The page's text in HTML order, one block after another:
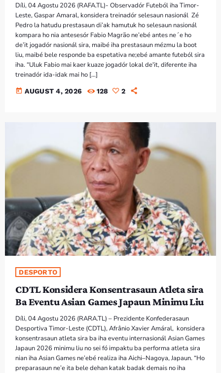
Díli, 04 Agostu 2026 (RAFA.TL)- Observadór Futeból iha Timor-
Leste, Gaspar Amaral, konsidera treinadór selesaun nasionál Zé
Pedro la hatudu prestasaun di’ak hamutuk ho selesaun nasionál
kompara ho nia antesesór Fabio Magrão ne’ebé antes ne´e ho
de’it jogadór nasionál sira, maibé iha prestasaun mézmu la boot
liu, maibé bele responde ba espetativa ne;ebé amante futeból sira
iha. “Uluk Fabio mai kaer kuaze jogadór lokal de'it, diferente iha
treinadór ida-idak mai ho […]
today AUGUST 4, 2026 128 2
DESPORTO
CDTL Konsidera Konsentrasaun Atleta sira
Ba Eventu Asian Games Japaun Minimu Liu
Díli, 04 Agostu 2026 (RARA.TL) – Prezidente Konfederasaun
Desportiva Timor-Leste (CDTL), Afrânio Xavier Amáral, konsidera
konsentrasaun atleta sira ba iha eventu internasionál Asian Games
Japaun 2026 minimu liu no sei fó impaktu ba performa atleta sira
nian iha Asian Games ne’ebé realiza iha Aichi–Nagoya, Japaun. “Ho
preparasaun ne’e ita bele dehan katak badak demais no iha